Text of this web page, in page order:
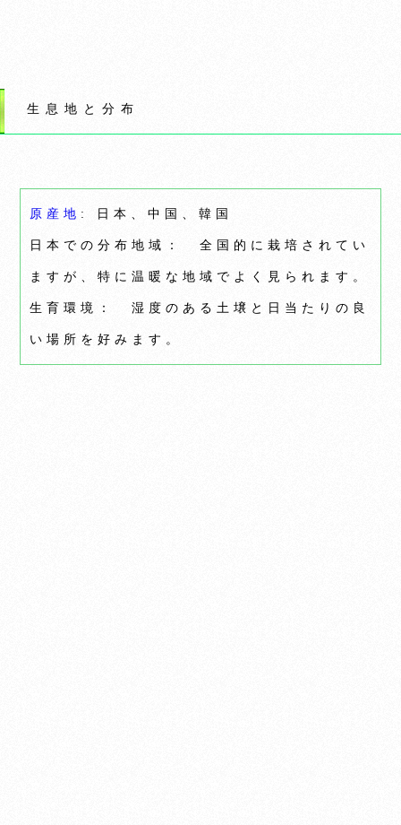
生息地と分布
原産地 : 日本、中国、韓国
日本での分布地域： 全国的に栽培されてい
ますが、特に温暖な地域でよく見られます。
生育環境： 湿度のある土壌と日当たりの良
い場所を好みます。